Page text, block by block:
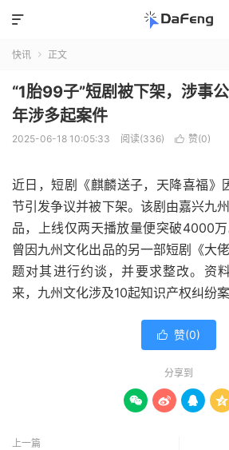

快讯  正文
“1胎99子”短剧被下架，涉事
年涉多起案件
2025-06-18 10:05:33 阅读(336)  赞(0)
近日，短剧《麒麟送子，天降喜福》
节引发争议并被下架。该剧由嘉兴九
品，上线仅两天播放量便突破4000
曾因九州文化出品的另一部短剧《大
题对其进行约谈，并要求整改。资
来，九州文化涉及10起知识产权纠纷案
 赞(0)
分享到
   
上一篇